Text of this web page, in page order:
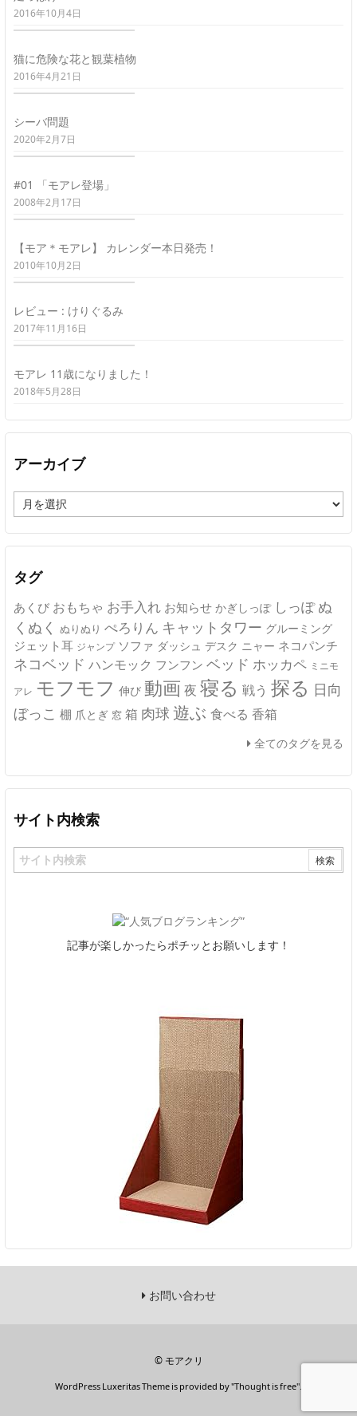
2016年10月4日
猫に危険な花と観葉植物
2016年4月21日
シーバ問題
2020年2月7日
#01 「モアレ登場」
2008年2月17日
【モア＊モアレ】 カレンダー本日発売！
2010年10月2日
レビュー : けりぐるみ
2017年11月16日
モアレ 11歳になりました！
2018年5月28日
アーカイブ
ー
カ
イ
タグ
あくび おもちゃ お手入れ お知らせ かぎしっぽ しっぽ ぬ
くぬく ぬりぬり ぺろりん キャットタワー グルーミング
ジェット耳 ジャンプ ソファ ダッシュ デスク ニャー ネコパンチ
ネコベッド ハンモック フンフン ベッド ホッカペ ミニモ
アレ モフモフ 伸び 動画 夜 寝る 戦う 探る 日向
ぼっこ 棚 爪とぎ 窓 箱 肉球 遊ぶ 食べる 香箱
全てのタグを見る
サイト内検索
記事が楽しかったらポチッとお願いします！
お問い合わせ
© モアクリ
WordPress Luxeritas Theme is provided by "Thought is free".